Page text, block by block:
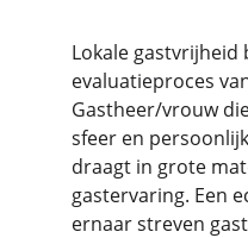
Lokale
evaluatieproces
Gastheer/vrouw
sfeer en
draagt ​​in grote
gastervaring. Een
ernaar streven